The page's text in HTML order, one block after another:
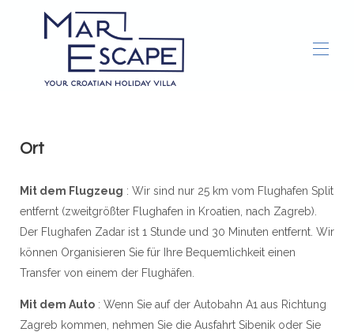
Dinge die zu tun sind ▾
Ort
Mit dem Flugzeug : Wir sind nur 25 km vom Flughafen Split
entfernt (zweitgrößter Flughafen in Kroatien, nach Zagreb).
Der Flughafen Zadar ist 1 Stunde und 30 Minuten entfernt. Wir
können Organisieren Sie für Ihre Bequemlichkeit einen
Transfer von einem der Flughäfen.
Mit dem Auto: Wenn Sie auf der Autobahn A1 aus Richtung
Zagreb kommen, nehmen Sie die Ausfahrt Sibenik oder Sie